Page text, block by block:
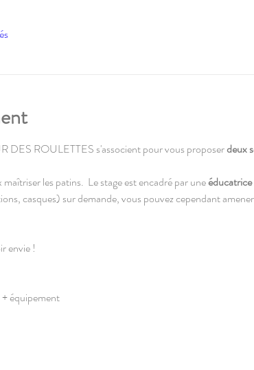
ROULETTES s'associent pour vous proposer deux
les patins.  Le stage est encadré par une
casques) sur demande, vous pouvez cependant
envie !
équipement